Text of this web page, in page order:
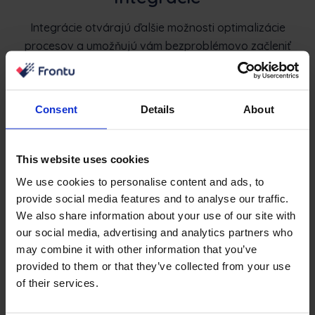
Consent Details About
This website uses cookies
We use cookies to personalise content and ads, to
provide social media features and to analyse our traffic.
We also share information about your use of our site with
our social media, advertising and analytics partners who
may combine it with other information that you’ve
provided to them or that they’ve collected from your use
of their services.
Integrácie otvárajú ďalšie možnosti optimalizácie
procesov a umožňujú vám bezproblémovo začleniť
Frontu do vášho pracovného postupu
All Integrations